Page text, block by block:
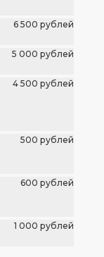
600 рублей
1 000 рублей
500 рублей
4 500 рублей
5 000 рублей
6 500 рублей